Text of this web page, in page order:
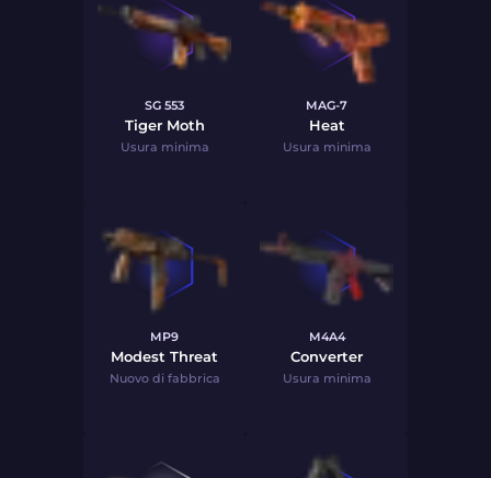
SG 553
Tiger Moth
Usura minima
MAG-7
Heat
Usura minima
MP9
Modest Threat
Nuovo di fabbrica
M4A4
Converter
Usura minima